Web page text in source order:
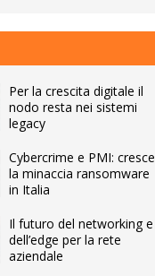
Per la crescita digitale il
nodo resta nei sistemi
legacy
Cybercrime e PMI: cresce
la minaccia ransomware
in Italia
Il futuro del networking e
dell’edge per la rete
aziendale